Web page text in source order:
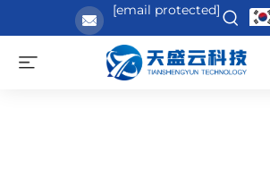
[email protected]